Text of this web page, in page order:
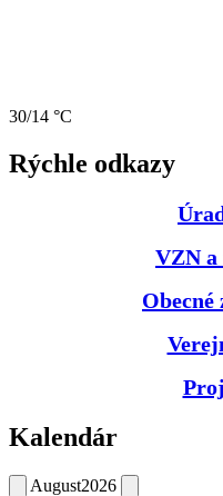
30/14 °C
Rýchle odkazy
VZN
Kalendár
August2026